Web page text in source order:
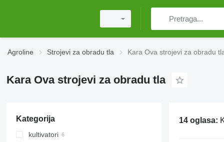
Agroline Strojevi za obradu tla Kara Ova strojevi za obradu
Kara Ova strojevi za obradu tla
Kategorija
kultivatori
14 oglasa: